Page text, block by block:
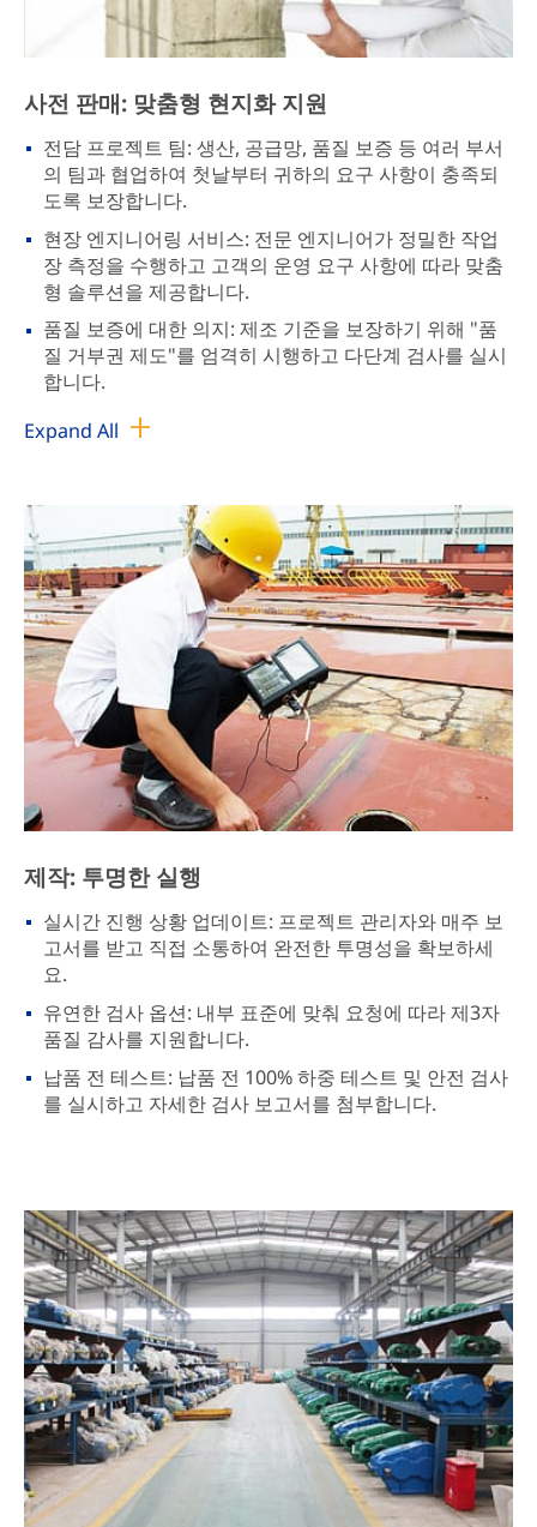
사전 판매: 맞춤형 현지화 지원
전담 프로젝트 팀: 생산, 공급망, 품질 보증 등 여러 부서
의 팀과 협업하여 첫날부터 귀하의 요구 사항이 충족되
도록 보장합니다.
현장 엔지니어링 서비스: 전문 엔지니어가 정밀한 작업
장 측정을 수행하고 고객의 운영 요구 사항에 따라 맞춤
형 솔루션을 제공합니다.
품질 보증에 대한 의지: 제조 기준을 보장하기 위해 "품
질 거부권 제도"를 엄격히 시행하고 다단계 검사를 실시
합니다.
Expand All
제작: 투명한 실행
실시간 진행 상황 업데이트: 프로젝트 관리자와 매주 보
고서를 받고 직접 소통하여 완전한 투명성을 확보하세
요.
유연한 검사 옵션: 내부 표준에 맞춰 요청에 따라 제3자
품질 감사를 지원합니다.
납품 전 테스트: 납품 전 100% 하중 테스트 및 안전 검사
를 실시하고 자세한 검사 보고서를 첨부합니다.